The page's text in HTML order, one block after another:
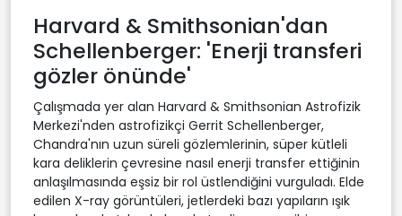
Harvard & Smithsonian'dan
Schellenberger: 'Enerji transferi
gözler önünde'
Çalışmada yer alan Harvard & Smithsonian Astrofizik
Merkezi'nden astrofizikçi Gerrit Schellenberger,
Chandra'nın uzun süreli gözlemlerinin, süper kütleli
kara deliklerin çevresine nasıl enerji transfer ettiğinin
anlaşılmasında eşsiz bir rol üstlendiğini vurguladı. Elde
edilen X-ray görüntüleri, jetlerdeki bazı yapıların ışık